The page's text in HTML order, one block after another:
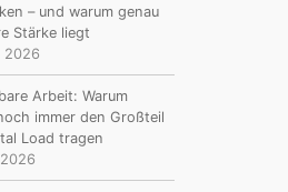
– und warum genau
Stärke liegt
2026
Arbeit: Warum
immer den Großteil
Load tragen